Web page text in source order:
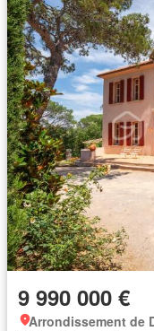
9 990 000 €
Arrondissement de